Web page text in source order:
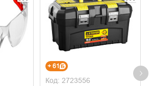
+ 61
Код: 2723556